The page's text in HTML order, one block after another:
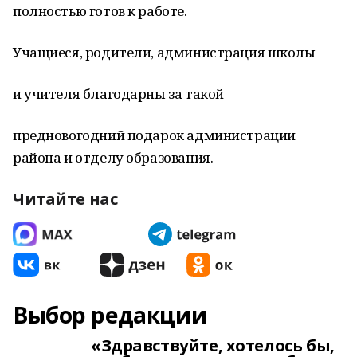
полностью готов к работе.
Учащиеся, родители, администрация школы
и учителя благодарны за такой
предновогодний подарок администрации
района и отделу образования.
Читайте нас
Выбор редакции
«Здравствуйте, хотелось бы,